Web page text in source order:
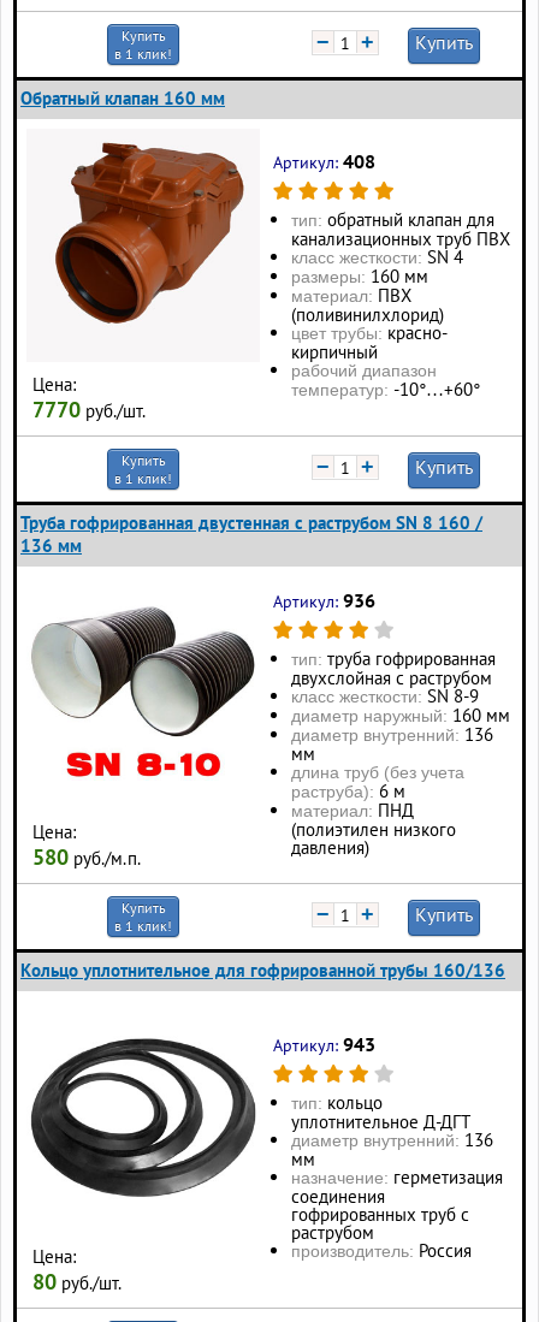
Купить
в 1 клик!
− + Купить
Обратный клапан 160 мм
Цена:
7770 руб./шт.
Артикул: 408
тип: обратный клапан для
канализационных труб ПВХ
класс жесткости: SN 4
размеры: 160 мм
материал: ПВХ
(поливинилхлорид)
цвет трубы: красно-
кирпичный
рабочий диапазон
температур: -10°…+60°
Купить
в 1 клик!
− + Купить
Труба гофрированная двустенная с раструбом SN 8 160 /
136 мм
Цена:
580 руб./м.п.
Артикул: 936
тип: труба гофрированная
двухслойная с раструбом
класс жесткости: SN 8-9
диаметр наружный: 160 мм
диаметр внутренний: 136
мм
длина труб (без учета
раструба): 6 м
материал: ПНД
(полиэтилен низкого
давления)
Купить
в 1 клик!
− + Купить
Кольцо уплотнительное для гофрированной трубы 160/136
Цена:
80 руб./шт.
Артикул: 943
тип: кольцо
уплотнительное Д-ДГТ
диаметр внутренний: 136
мм
назначение: герметизация
соединения
гофрированных труб с
раструбом
производитель: Россия